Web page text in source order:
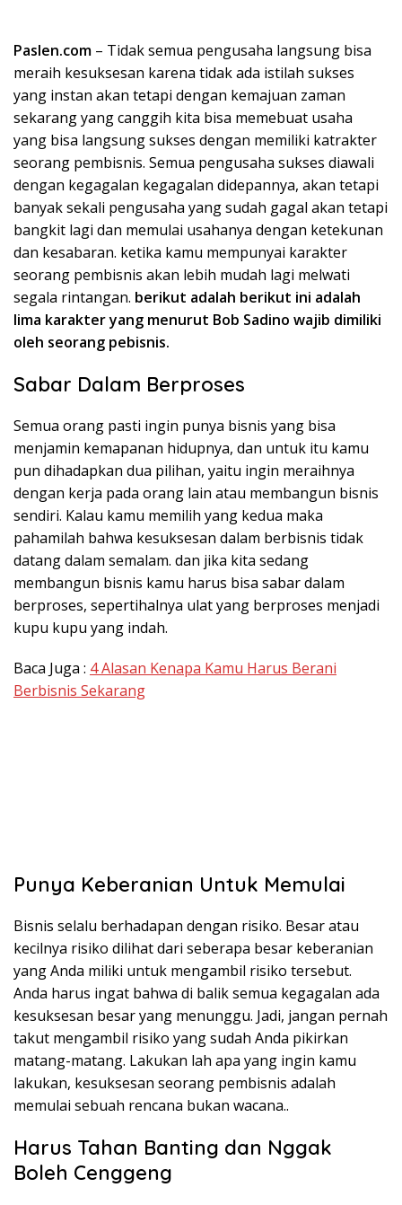
Paslen.com – Tidak semua pengusaha langsung bisa
meraih kesuksesan karena tidak ada istilah sukses
yang instan akan tetapi dengan kemajuan zaman
sekarang yang canggih kita bisa memebuat usaha
yang bisa langsung sukses dengan memiliki katrakter
seorang pembisnis. Semua pengusaha sukses diawali
dengan kegagalan kegagalan didepannya, akan tetapi
banyak sekali pengusaha yang sudah gagal akan tetapi
bangkit lagi dan memulai usahanya dengan ketekunan
dan kesabaran. ketika kamu mempunyai karakter
seorang pembisnis akan lebih mudah lagi melwati
segala rintangan. berikut adalah berikut ini adalah
lima karakter yang menurut Bob Sadino wajib dimiliki
oleh seorang pebisnis.
Sabar Dalam Berproses
Semua orang pasti ingin punya bisnis yang bisa
menjamin kemapanan hidupnya, dan untuk itu kamu
pun dihadapkan dua pilihan, yaitu ingin meraihnya
dengan kerja pada orang lain atau membangun bisnis
sendiri. Kalau kamu memilih yang kedua maka
pahamilah bahwa kesuksesan dalam berbisnis tidak
datang dalam semalam. dan jika kita sedang
membangun bisnis kamu harus bisa sabar dalam
berproses, sepertihalnya ulat yang berproses menjadi
kupu kupu yang indah.
Baca Juga : 4 Alasan Kenapa Kamu Harus Berani
Berbisnis Sekarang
Punya Keberanian Untuk Memulai
Bisnis selalu berhadapan dengan risiko. Besar atau
kecilnya risiko dilihat dari seberapa besar keberanian
yang Anda miliki untuk mengambil risiko tersebut.
Anda harus ingat bahwa di balik semua kegagalan ada
kesuksesan besar yang menunggu. Jadi, jangan pernah
takut mengambil risiko yang sudah Anda pikirkan
matang-matang. Lakukan lah apa yang ingin kamu
lakukan, kesuksesan seorang pembisnis adalah
memulai sebuah rencana bukan wacana..
Harus Tahan Banting dan Nggak
Boleh Cenggeng